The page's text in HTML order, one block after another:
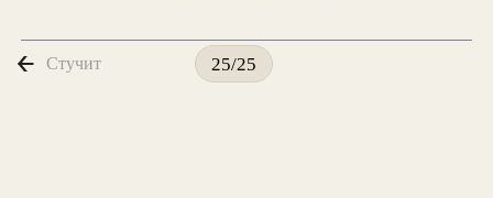
Стучит 25/25